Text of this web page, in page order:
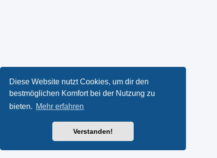
Diese Website nutzt Cookies, um dir den
bestmöglichen Komfort bei der Nutzung zu
bieten. Mehr erfahren
Verstanden!